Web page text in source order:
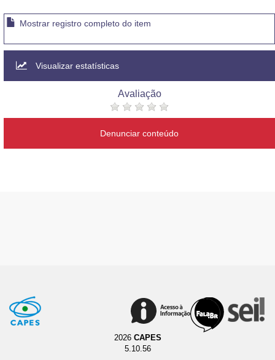
Mostrar registro completo do item
Visualizar estatísticas
Avaliação
Denunciar conteúdo
2026 CAPES
5.10.56